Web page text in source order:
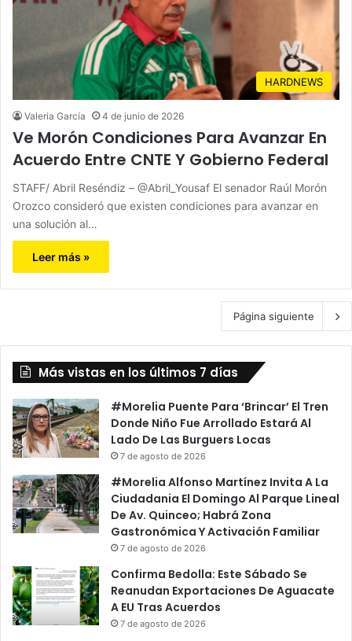
HARDNEWS
Valeria García 4 de junio de 2026
Ve Morón Condiciones Para Avanzar En
Acuerdo Entre CNTE Y Gobierno Federal
STAFF/ Abril Reséndiz – @Abril_Yousaf El senador Raúl Morón
Orozco consideró que existen condiciones para avanzar en
una solución al…
Leer más »
Página siguiente
Más vistas en los últimos 7 días
#Morelia Puente Para ‘Brincar’ El Tren
Donde Niño Fue Arrollado Estará Al
Lado De Las Burguers Locas
7 de agosto de 2026
#Morelia Alfonso Martínez Invita A La
Ciudadania El Domingo Al Parque Lineal
De Av. Quinceo; Habrá Zona
Gastronómica Y Activación Familiar
7 de agosto de 2026
Confirma Bedolla: Este Sábado Se
Reanudan Exportaciones De Aguacate
A EU Tras Acuerdos
7 de agosto de 2026